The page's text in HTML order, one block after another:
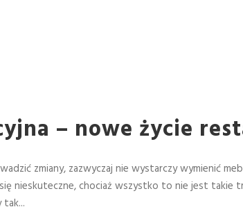
– nowe życie
zmiany, zazwyczaj nie wystarczy wymienić
nieskuteczne, chociaż wszystko to nie jest takie